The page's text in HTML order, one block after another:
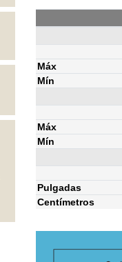
Máx
Mín
Máx
Mín
Pulgadas
Centímetros